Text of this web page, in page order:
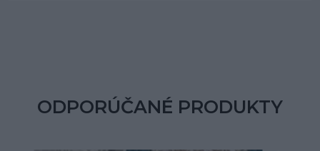
ODPORÚČANÉ PRODUKTY